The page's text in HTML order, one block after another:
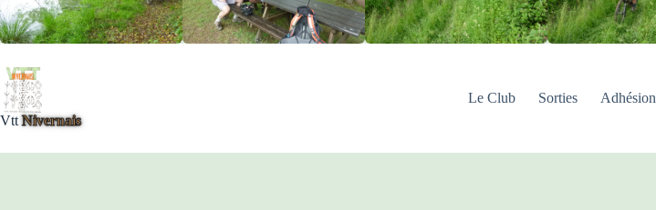
au
contenu
VttNivernais
Le Club Sorties Adhésion